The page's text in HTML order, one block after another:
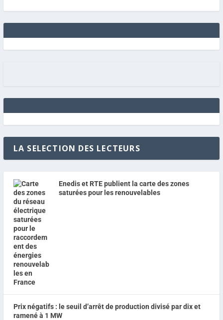
LA SELECTION DES LECTEURS
Enedis et RTE publient la carte des zones
saturées pour les renouvelables
Prix négatifs : le seuil d’arrêt de production divisé par dix et
ramené à 1 MW